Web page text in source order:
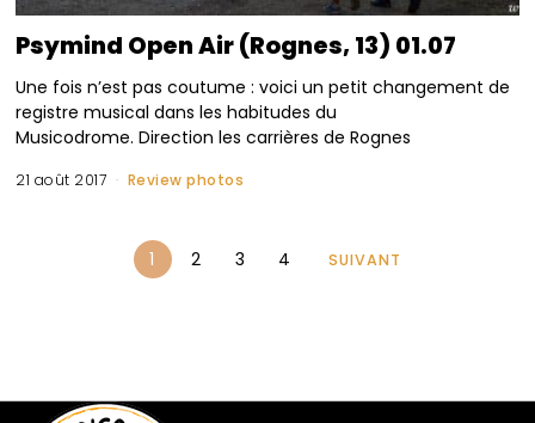
Psymind Open Air (Rognes, 13) 01.07
Une fois n’est pas coutume : voici un petit changement de
registre musical dans les habitudes du
Musicodrome. Direction les carrières de Rognes
21 août 2017 Review photos
1 2 3 4 SUIVANT